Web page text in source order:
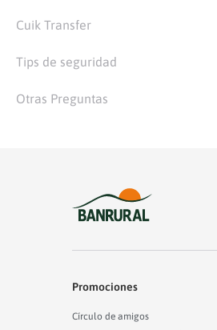
Cuik Transfer
Tips de seguridad
Otras Preguntas
Promociones
Círculo de amigos